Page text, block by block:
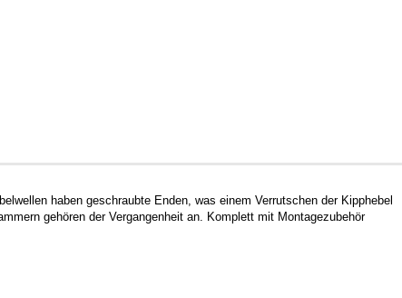
haben geschraubte Enden, was einem Verrutschen der Kipphebel
gehören der Vergangenheit an. Komplett mit Montagezubehör